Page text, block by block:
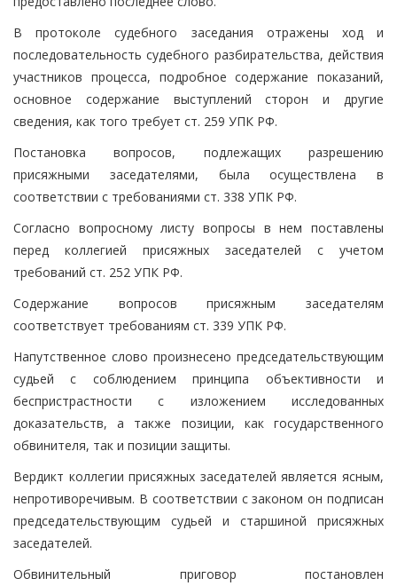
В протоколе судебного заседания отражены ход и
последовательность судебного разбирательства, действия
участников процесса, подробное содержание показаний,
основное содержание выступлений сторон и другие
сведения, как того требует ст. 259 УПК РФ.
Постановка вопросов, подлежащих разрешению
присяжными заседателями, была осуществлена в
соответствии с требованиями ст. 338 УПК РФ.
Согласно вопросному листу вопросы в нем поставлены
перед коллегией присяжных заседателей с учетом
требований ст. 252 УПК РФ.
Содержание вопросов присяжным заседателям
соответствует требованиям ст. 339 УПК РФ.
Напутственное слово произнесено председательствующим
судьей с соблюдением принципа объективности и
беспристрастности с изложением исследованных
доказательств, а также позиции, как государственного
обвинителя, так и позиции защиты.
Вердикт коллегии присяжных заседателей является ясным,
непротиворечивым. В соответствии с законом он подписан
председательствующим судьей и старшиной присяжных
заседателей.
Обвинительный приговор постановлен